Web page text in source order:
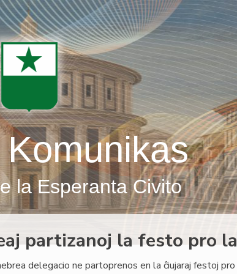
la Esperanta Civito
partizanoj la festo pro
delegacio ne partoprenos en la ĉiujaraj festoj